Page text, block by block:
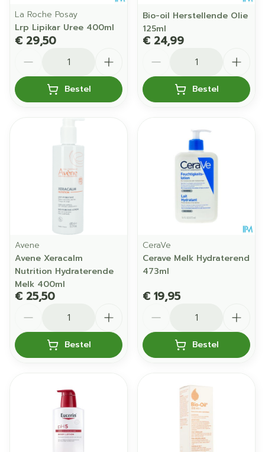
La Roche Posay
Lrp Lipikar Uree 400ml
€ 29,50
Bestel
Bio-oil Herstellende Olie
125ml
€ 24,99
Bestel
Avene
Avene Xeracalm
Nutrition Hydraterende
Melk 400ml
€ 25,50
Bestel
CeraVe
Cerave Melk Hydraterend
473ml
€ 19,95
Bestel